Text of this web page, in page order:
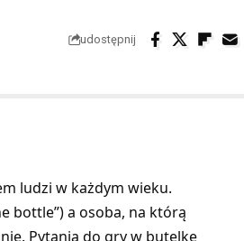
udostępnij
ludzi w każdym wieku.
bottle”) a osoba, na którą
Pytania do gry w butelkę